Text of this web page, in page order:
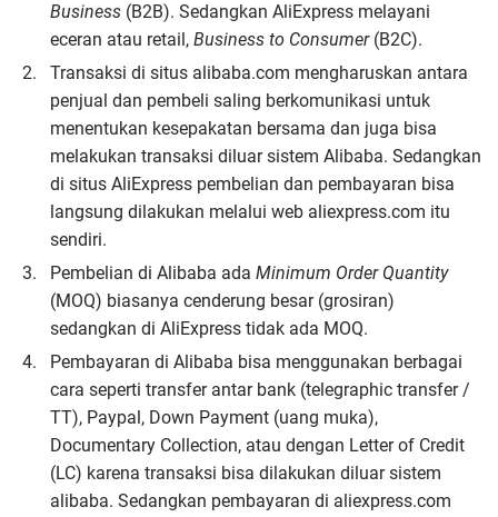
Business (B2B). Sedangkan AliExpress melayani
eceran atau retail, Business to Consumer(B2C).
Transaksi di situs alibaba.com mengharuskan antara
penjual dan pembeli saling berkomunikasi untuk
menentukan kesepakatan bersama dan juga bisa
melakukan transaksi diluar sistem Alibaba. Sedangkan
di situs AliExpress pembelian dan pembayaran bisa
langsung dilakukan melalui web aliexpress.com itu
sendiri.
Pembelian di Alibaba ada Minimum Order Quantity
(MOQ) biasanya cenderung besar (grosiran)
sedangkan di AliExpress tidak ada MOQ.
Pembayaran di Alibaba bisa menggunakan berbagai
cara seperti transfer antar bank (telegraphic transfer /
TT), Paypal, Down Payment (uang muka),
Documentary Collection, atau dengan Letter of Credit
(LC) karena transaksi bisa dilakukan diluar sistem
alibaba. Sedangkan pembayaran di aliexpress.com